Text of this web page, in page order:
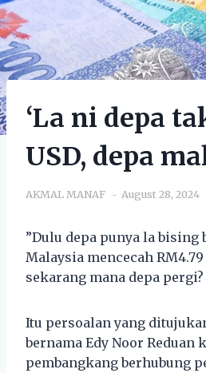
‘La ni depa
USD, depa
AKMAL MANAF August 28, 2024
”Dulu depa punya la bising
Malaysia mencecah
sekarang mana depa pergi?
Itu persoalan yang
bernama Edy Noor Reduan
pembangkang berhubung